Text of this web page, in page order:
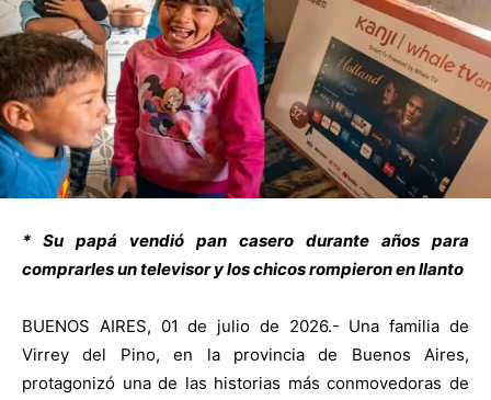
* Su papá vendió pan casero durante años para
comprarles un televisor y los chicos rompieron en llanto
BUENOS AIRES, 01 de julio de 2026.- Una familia de
Virrey del Pino, en la provincia de Buenos Aires,
protagonizó una de las historias más conmovedoras de